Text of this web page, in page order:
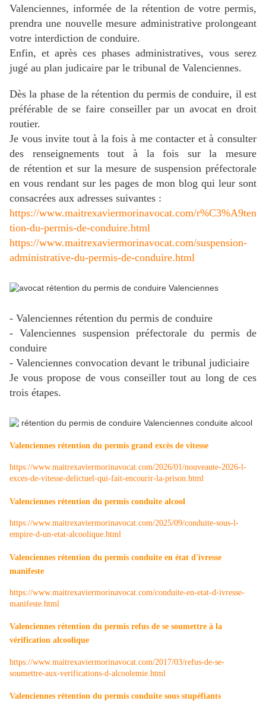
Valenciennes, informée de la rétention de votre permis,
prendra une nouvelle mesure administrative prolongeant
votre interdiction de conduire.
Enfin, et après ces phases administratives, vous serez
jugé au plan judicaire par le tribunal de Valenciennes.
Dès la phase de la rétention du permis de conduire, il est
préférable de se faire conseiller par un avocat en droit
routier.
Je vous invite tout à la fois à me contacter et à consulter
des renseignements tout à la fois sur la mesure
de rétention et sur la mesure de suspension préfectorale
en vous rendant sur les pages de mon blog qui leur sont
consacrées aux adresses suivantes :
https://www.maitrexaviermorinavocat.com/r%C3%A9ten
tion-du-permis-de-conduire.html
https://www.maitrexaviermorinavocat.com/suspension-
administrative-du-permis-de-conduire.html
- Valenciennes rétention du permis de conduire
- Valenciennes suspension préfectorale du permis de
conduire
- Valenciennes convocation devant le tribunal judiciaire
Je vous propose de vous conseiller tout au long de ces
trois étapes.
Valenciennes rétention du permis grand excès de vitesse
https://www.maitrexaviermorinavocat.com/2026/01/nouveaute-2026-l-
exces-de-vitesse-delictuel-qui-fait-encourir-la-prison.html
Valenciennes rétention du permis conduite alcool
https://www.maitrexaviermorinavocat.com/2025/09/conduite-sous-l-
empire-d-un-etat-alcoolique.html
Valenciennes rétention du permis conduite en état d'ivresse
manifeste
https://www.maitrexaviermorinavocat.com/conduite-en-etat-d-ivresse-
manifeste.html
Valenciennes rétention du permis refus de se soumettre à la
vérification alcoolique
https://www.maitrexaviermorinavocat.com/2017/03/refus-de-se-
soumettre-aux-verifications-d-alcoolemie.html
Valenciennes rétention du permis conduite sous stupéfiants